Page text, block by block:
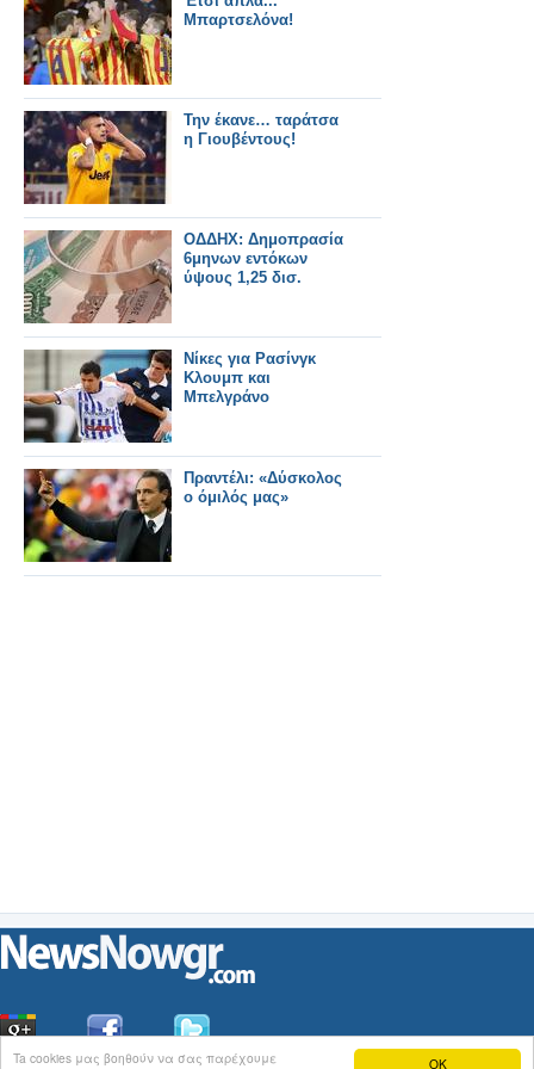
OK
Ta cookies μας βοηθούν να σας παρέχουμε
Μπαρτσελόνα!
Την έκανε… ταράτσα
η Γιουβέντους!
ΟΔΔΗΧ: Δημοπρασία
6μηνων εντόκων
ύψους 1,25 δισ.
Νίκες για Ρασίνγκ
Κλουμπ και
Μπελγράνο
Πραντέλι: «Δύσκολος
ο όμιλός μας»